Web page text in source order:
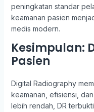
peningkatan standar
keamanan pasien
medis modern.
Kesimpulan:
Pasien
Digital Radiography
keamanan, efisiensi,
lebih rendah, DR